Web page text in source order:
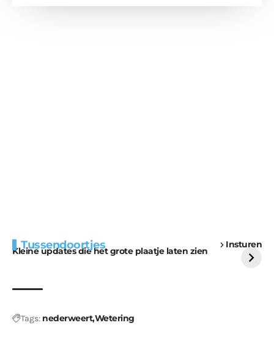
Tussendoortjes Insturen
Kleine updates die het grote plaatje laten zien
voor kabouters
uitdaging
Tags: nederweertWetering